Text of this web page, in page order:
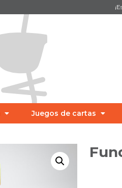
Juegos de cartas